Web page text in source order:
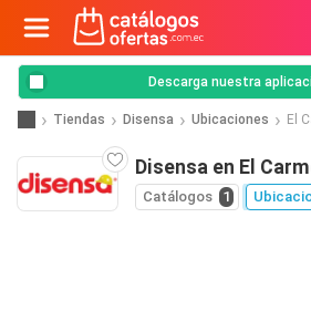
Descarga nuestra
Tiendas Disensa Ubicaciones El
Disensa en El
Catálogos 1